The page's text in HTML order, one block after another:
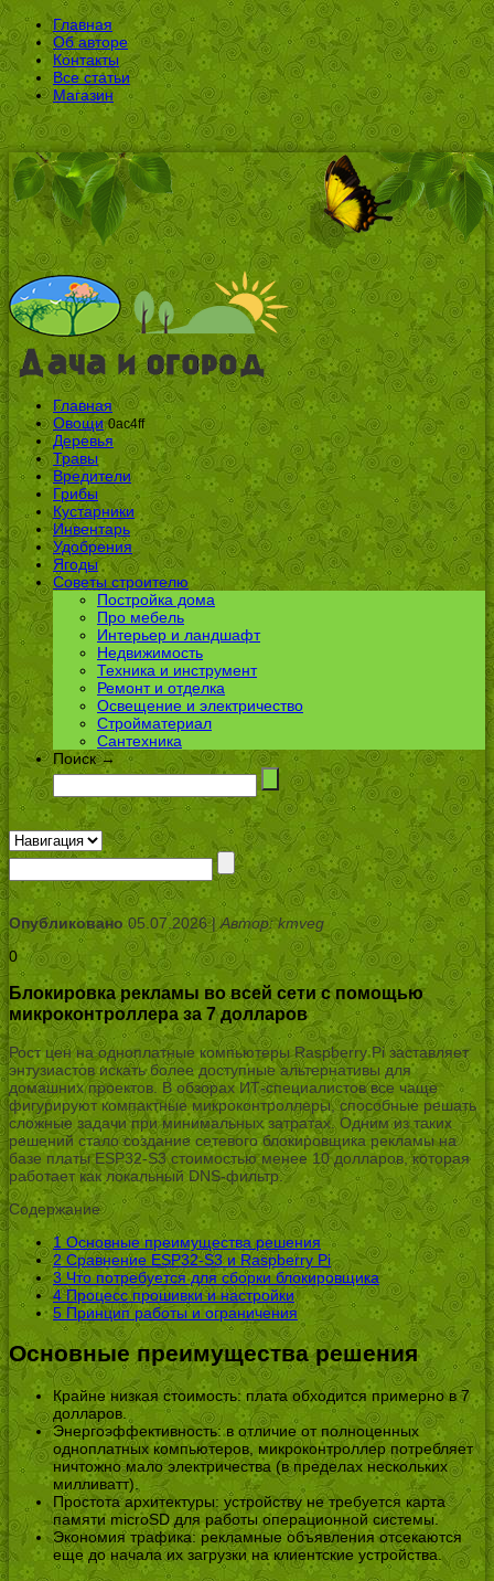
Главная
Об авторе
Контакты
Все статьи
Магазин
Главная
Овощи 0ac4ff
Деревья
Травы
Вредители
Грибы
Кустарники
Инвентарь
Удобрения
Ягоды
Советы строителю
Постройка дома
Про мебель
Интерьер и ландшафт
Недвижимость
Техника и инструмент
Ремонт и отделка
Освещение и электричество
Стройматериал
Сантехника
Поиск →
Опубликовано05.07.2026 |Автор: kmveg
0
Блокировка рекламы во всей сети с помощью
микроконтроллера за 7 долларов
Рост цен на одноплатные компьютеры Raspberry Pi заставляет
энтузиастов искать более доступные альтернативы для
домашних проектов. В обзорах ИТ-специалистов все чаще
фигурируют компактные микроконтроллеры, способные решать
сложные задачи при минимальных затратах. Одним из таких
решений стало создание сетевого блокировщика рекламы на
базе платы ESP32-S3 стоимостью менее 10 долларов, которая
работает как локальный DNS-фильтр.
Содержание
1 Основные преимущества решения
2 Сравнение ESP32-S3 и Raspberry Pi
3 Что потребуется для сборки блокировщика
4Процесс прошивки и настройки
5 Принцип работы и ограничения
Основные преимущества решения
Крайне низкая стоимость: плата обходится примерно в 7
долларов.
Энергоэффективность: в отличие от полноценных
одноплатных компьютеров, микроконтроллер потребляет
ничтожно мало электричества (в пределах нескольких
милливатт).
Простота архитектуры: устройству не требуется карта
памяти microSD для работы операционной системы.
Экономия трафика: рекламные объявления отсекаются
еще до начала их загрузки на клиентские устройства.